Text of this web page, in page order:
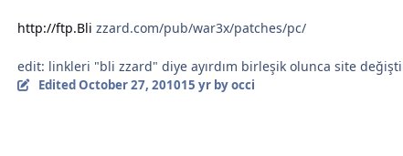
http://ftp.Bli zzard.com/pub/war3x/patches/pc/
edit: linkleri "bli zzard" diye ayırdım birleşik olunca site
EditedOctober 27, 201015 yrby occi